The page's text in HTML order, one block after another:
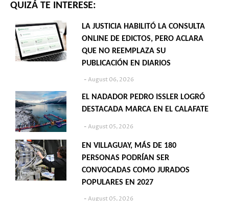
QUIZÁ TE INTERESE:
LA JUSTICIA HABILITÓ LA CONSULTA
ONLINE DE EDICTOS, PERO ACLARA
QUE NO REEMPLAZA SU
PUBLICACIÓN EN DIARIOS
August 06, 2026
EL NADADOR PEDRO ISSLER LOGRÓ
DESTACADA MARCA EN EL CALAFATE
August 05, 2026
EN VILLAGUAY, MÁS DE 180
PERSONAS PODRÍAN SER
CONVOCADAS COMO JURADOS
POPULARES EN 2027
August 05, 2026